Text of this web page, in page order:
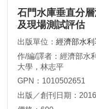
石門水庫垂直分
及現場測試評估
出版單位： 經濟部水
作/編/譯者：經濟部水
大學，林志平
GPN：1010502651
出版／創刊日期：